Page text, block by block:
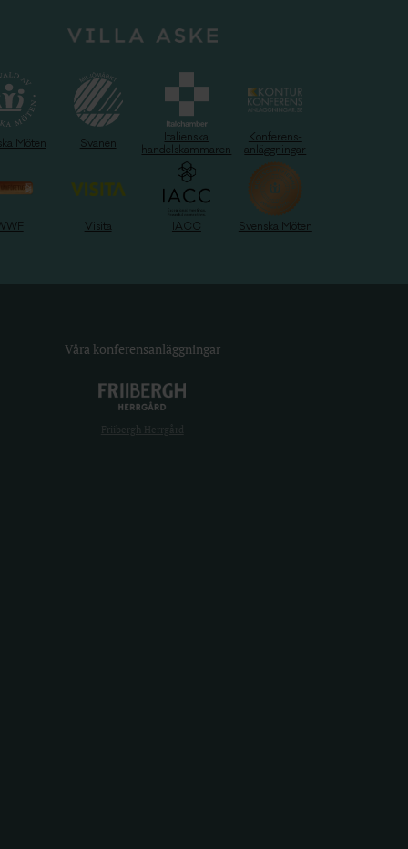
Möten Svanen
Italienska
handelskammaren
Konferens-
anläggningar
Visita IACC Svenska Möten
Våra konferensanläggningar
Friibergh Herrgård